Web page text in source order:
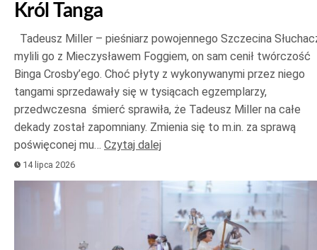
Król Tanga
Tadeusz Miller – pieśniarz powojennego Szczecina
mylili go z Mieczysławem Foggiem, on sam cenił twórczość
Binga Crosby’ego. Choć płyty z wykonywanymi przez niego
tangami sprzedawały się w tysiącach egzemplarzy,
przedwczesna śmierć sprawiła, że Tadeusz Miller na całe
dekady został zapomniany. Zmienia się to m.in. za sprawą
poświęconej mu… Czytaj dalej
14 lipca 2026
Odtwarzacz